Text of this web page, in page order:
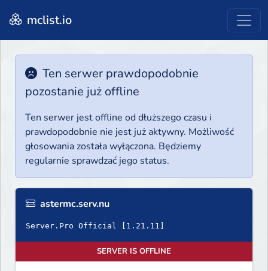
mclist.io
Ten serwer prawdopodobnie
pozostanie już offline
Ten serwer jest offline od dłuższego czasu i
prawdopodobnie nie jest już aktywny. Możliwość
głosowania została wyłączona. Będziemy
regularnie sprawdzać jego status.
astermc.serv.nu
SERVER IS OFFLINE